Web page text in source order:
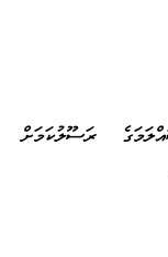
ރަސޫލުކަމަށް